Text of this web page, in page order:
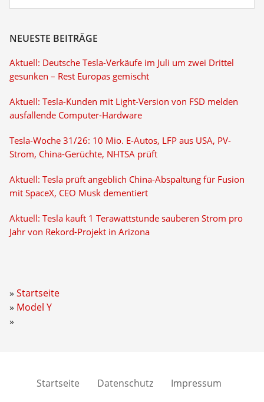
NEUESTE BEITRÄGE
Aktuell: Deutsche Tesla-Verkäufe im Juli um zwei Drittel
gesunken – Rest Europas gemischt
Aktuell: Tesla-Kunden mit Light-Version von FSD melden
ausfallende Computer-Hardware
Tesla-Woche 31/26: 10 Mio. E-Autos, LFP aus USA, PV-
Strom, China-Gerüchte, NHTSA prüft
Aktuell: Tesla prüft angeblich China-Abspaltung für Fusion
mit SpaceX, CEO Musk dementiert
Aktuell: Tesla kauft 1 Terawattstunde sauberen Strom pro
Jahr von Rekord-Projekt in Arizona
Startseite
Model Y
Startseite Datenschutz Impressum